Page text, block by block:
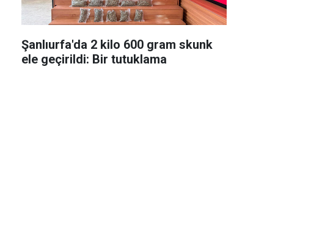
Şanlıurfa'da 2 kilo 600 gram skunk
ele geçirildi: Bir tutuklama